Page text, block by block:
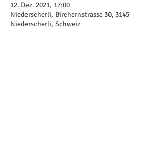
12. Dez. 2021, 17:00
Niederscherli, Birchernstrasse 30, 3145
Niederscherli, Schweiz